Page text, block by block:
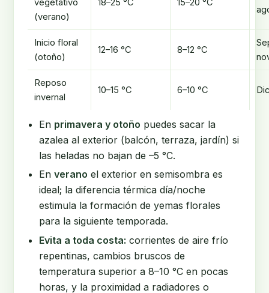
vegetativo
(verano)
18–25 °C 15–20 °C
Inicio floral
(otoño)
12–16 °C 8–12 °C
Reposo
invernal
10–15 °C 6–10 °C
En primavera y otoño puedes sacar la
azalea al exterior (balcón, terraza, jardín) si
las heladas no bajan de –5 °C.
En verano el exterior en semisombra es
ideal; la diferencia térmica día/noche
estimula la formación de yemas florales
para la siguiente temporada.
Evita a toda costa: corrientes de aire frío
repentinas, cambios bruscos de
temperatura superior a 8–10 °C en pocas
horas, y la proximidad a radiadores o